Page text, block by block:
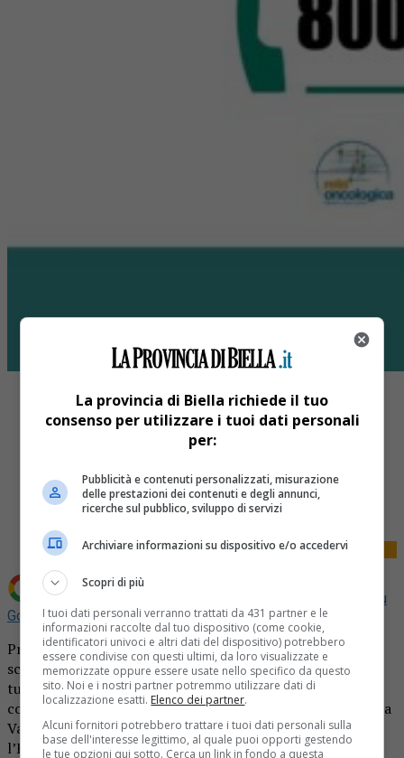
Share
Tweet
Aggiungi La Provincia di Biella come
Fonte preferita su
Google
Prevenzione Serena, il programma organizzato di
screening per la prevenzione e la diagnosi precoce dei
tumori messo a punto dalla Regione Piemonte in
collaborazione con la Rete oncologica del Piemonte e della
Valle d’Aosta e con il Centro di riferimento per
l’Epidemiologia e la Prevenzione Oncologica in Piemonte,
La provincia di Biella richiede il tuo
consenso per utilizzare i tuoi dati personali
per:
Pubblicità e contenuti personalizzati, misurazione
delle prestazioni dei contenuti e degli annunci,
ricerche sul pubblico, sviluppo di servizi
Archiviare informazioni su dispositivo e/o accedervi
Scopri di più
I tuoi dati personali verranno trattati da 431 partner e le
informazioni raccolte dal tuo dispositivo (come cookie,
identificatori univoci e altri dati del dispositivo) potrebbero
essere condivise con questi ultimi, da loro visualizzate e
memorizzate oppure essere usate nello specifico da questo
sito. Noi e i nostri partner potremmo utilizzare dati di
localizzazione esatti. Elenco dei partner.
Alcuni fornitori potrebbero trattare i tuoi dati personali sulla
base dell'interesse legittimo, al quale puoi opporti gestendo
le tue opzioni qui sotto. Cerca un link in fondo a questa